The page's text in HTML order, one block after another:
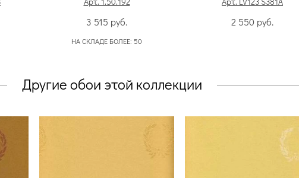
3 515 руб.
НА СКЛАДЕ БОЛЕЕ: 50
2 550 руб.
Другие обои этой коллекции